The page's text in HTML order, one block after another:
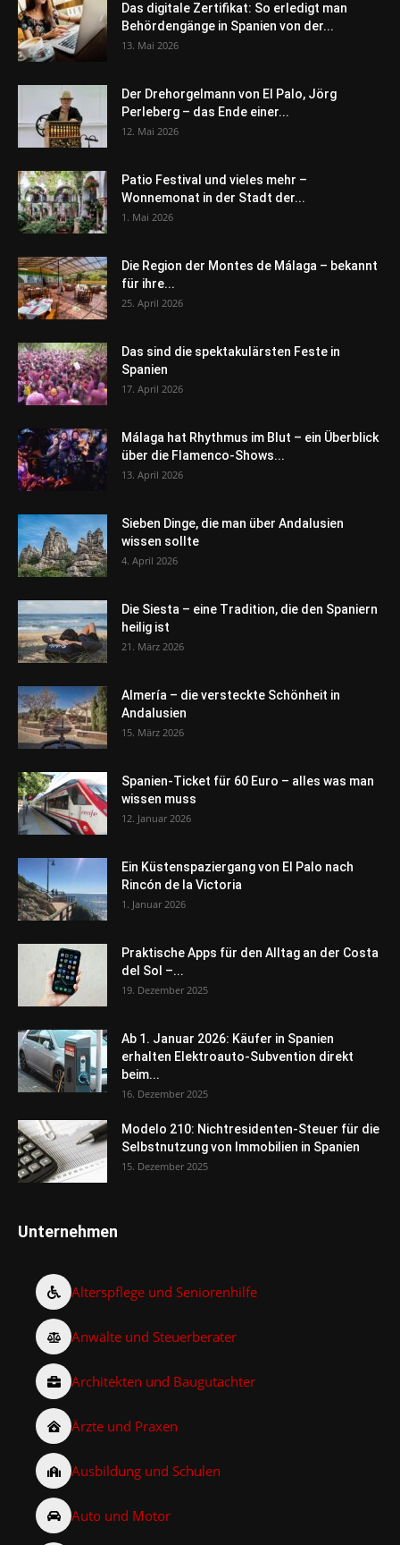
Das digitale Zertifikat: So erledigt man
Behördengänge in Spanien von der...
13. Mai 2026
Der Drehorgelmann von El Palo, Jörg
Perleberg – das Ende einer...
12. Mai 2026
Patio Festival und vieles mehr –
Wonnemonat in der Stadt der...
1. Mai 2026
Die Region der Montes de Málaga – bekannt
für ihre...
25. April 2026
Das sind die spektakulärsten Feste in
Spanien
17. April 2026
Málaga hat Rhythmus im Blut – ein Überblick
über die Flamenco-Shows...
13. April 2026
Sieben Dinge, die man über Andalusien
wissen sollte
4. April 2026
Die Siesta – eine Tradition, die den Spaniern
heilig ist
21. März 2026
Almería – die versteckte Schönheit in
Andalusien
15. März 2026
Spanien-Ticket für 60 Euro – alles was man
wissen muss
12. Januar 2026
Ein Küstenspaziergang von El Palo nach
Rincón de la Victoria
1. Januar 2026
Praktische Apps für den Alltag an der Costa
del Sol –...
19. Dezember 2025
Ab 1. Januar 2026: Käufer in Spanien
erhalten Elektroauto-Subvention direkt
beim...
16. Dezember 2025
Modelo 210: Nichtresidenten-Steuer für die
Selbstnutzung von Immobilien in Spanien
15. Dezember 2025
Unternehmen
Alterspflege und Seniorenhilfe
Anwälte und Steuerberater
Architekten und Baugutachter
Ärzte und Praxen
Ausbildung und Schulen
Auto und Motor